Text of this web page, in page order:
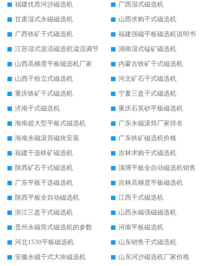
福建优质河沙磁选机
广西湿式磁选机
甘肃湿式永磁磁选机
山西求购干式磁选机
广西铁矿干式磁选机
福建强磁平板磁选机说明书
江苏湿式逆流磁选机溢流调节
湖南湿式锰矿磁选机
山西高梯度平板磁选机厂家
内蒙古铁矿干式磁选机
山西干粉立式磁选机
河北矿石干式磁选机
重庆铁矿干式磁选机
宁夏三盘干式磁选机
济南干式磁选机
重庆石英砂平板磁选机
海南超大型平板式磁选机
广东永磁滚筒厂家排名
海南永磁滚筒磁块安装
广东铁矿磁选机价格
福建干选铁矿磁选机
吉林求购干式磁选机
陕西矿石干式磁选机
淄博平板全自动磁选机销售
广东平板干选磁选机
吉林高梯度平板磁选机
陕西平板全自动磁选机
江西干式磁选机
浙江三盘干式磁选机
山西永磁强磁磁选机
贵州永磁筒式磁选机的参数
河南平板磁选机
河北1530平板磁选机
山东销售干式磁选机
安徽永磁干式大块磁选机
山东河沙磁选机厂家价格